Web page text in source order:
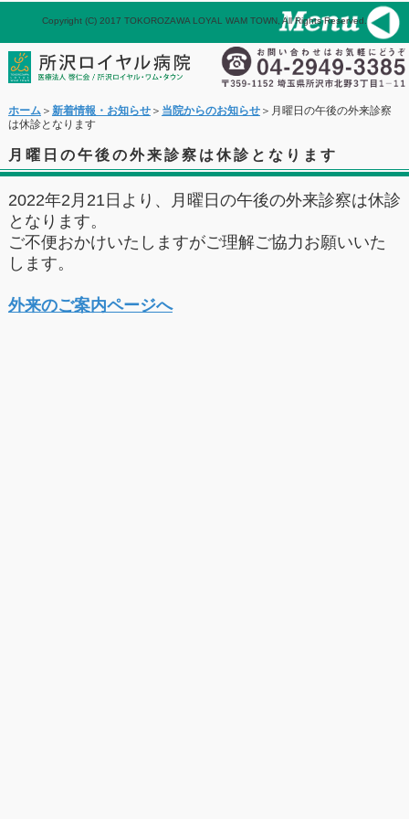
ホーム＞ 新着情報・お知らせ＞ 当院からのお知らせ＞月曜日の午後の外来診察
は休診となります
月曜日の午後の外来診察は休診となります
2022年2月21日より、月曜日の午後の外来診察は休診
となります。
ご不便おかけいたしますがご理解ご協力お願いいた
します。
外来のご案内ページへ
Copyright (C) 2017 TOKOROZAWA LOYAL WAM TOWN, All Rights Reserved.
メール